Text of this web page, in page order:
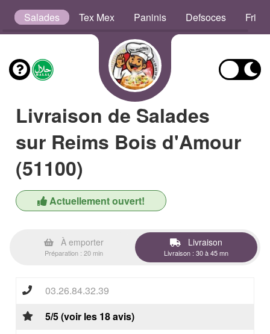
Salades Tex Mex Paninis Defsoces Frites
Livraison de Salades
sur Reims Bois d'Amour
(51100)
Actuellement ouvert!
À emporter
Préparation : 20 min
Livraison
Livraison : 30 à 45 mn
03.26.84.32.39
5/5 (voir les 18 avis)